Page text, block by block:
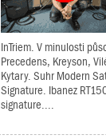
InTriem. V minulosti
Precedens, Kreyson,
Kytary. Suhr Modern
Signature. Ibanez
signature....